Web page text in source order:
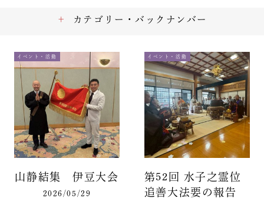
イベント・活動
山静結集 伊豆大会
2026/05/29
イベント・活動
第52回 水子之霊位
追善大法要の報告
カテゴリー・バックナンバー